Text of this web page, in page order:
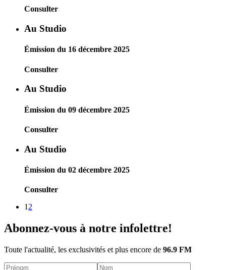
Consulter
Au Studio
Émission du 16 décembre 2025
Consulter
Au Studio
Émission du 09 décembre 2025
Consulter
Au Studio
Émission du 02 décembre 2025
Consulter
1 2
Abonnez-vous à notre infolettre!
Toute l'actualité, les exclusivités et plus encore de 96.9 FM